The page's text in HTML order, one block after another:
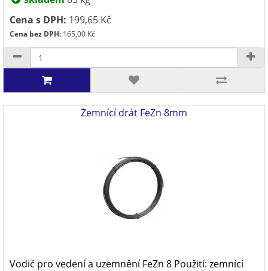
Cena s DPH: 199,65 Kč
Cena bez DPH: 165,00 Kč
Zemnící drát FeZn 8mm
Vodič pro vedení a uzemnění FeZn 8 Použití: zemnící